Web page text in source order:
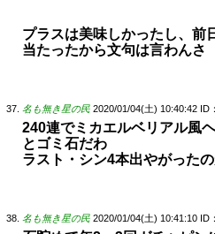
プラスは美味しかったし、前
当たったから文句は言わんさ
名も無き星の民 2020/01/04(土) 10:40:42 ID
240連でミカエルベリアル風
とゴミ石だわ
ラスト・シン4本出やがった
名も無き星の民 2020/01/04(土) 10:41:10 ID